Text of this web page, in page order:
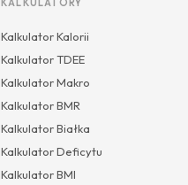
KALKULATORY
Kalkulator Kalorii
Kalkulator TDEE
Kalkulator Makro
Kalkulator BMR
Kalkulator Białka
Kalkulator Deficytu
Kalkulator BMI